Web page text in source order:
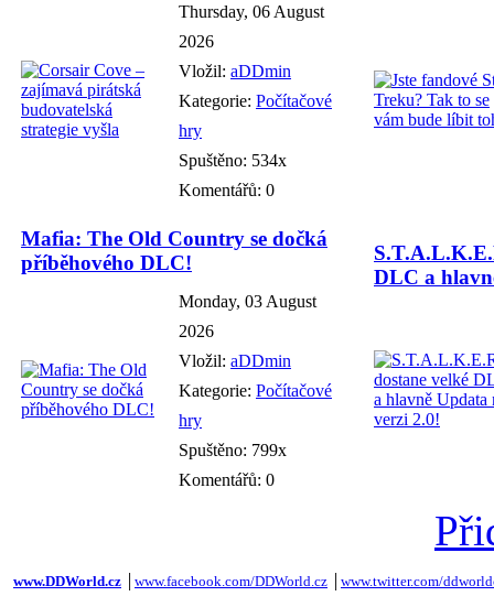
Thursday, 06 August
2026
Vložil: aDDmin
Kategorie: Počítačové
hry
Spuštěno: 534x
Komentářů: 0
Mafia: The Old Country se dočká
příběhového DLC!
Monday, 03 August
2026
Vložil: aDDmin
Kategorie: Počítačové
hry
Spuštěno: 799x
Komentářů: 0
DLC a
www.DDWorld.cz www.facebook.com/DDWorld.cz www.twitter.com/